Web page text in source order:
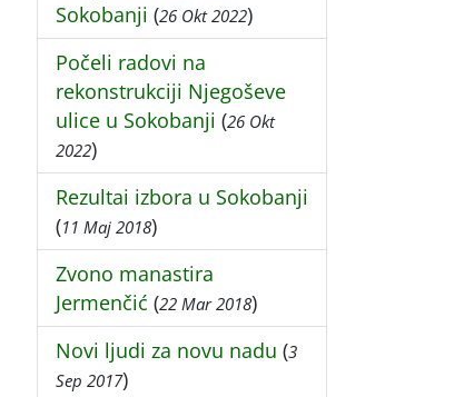
Sokobanji (26 Okt 2022)
Počeli radovi na
rekonstrukciji Njegoševe
ulice u Sokobanji (26 Okt
2022)
Rezultai izbora u Sokobanji
(11 Maj 2018)
Zvono manastira
Jermenčić (22 Mar 2018)
Novi ljudi za novu nadu (3
Sep 2017)